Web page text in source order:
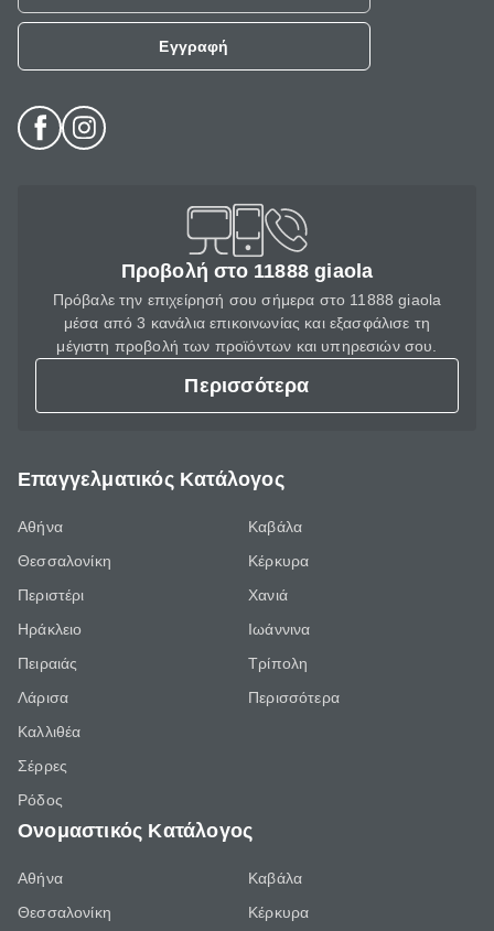
Εγγραφή
Προβολή στο 11888 giaola
Πρόβαλε την επιχείρησή σου σήμερα στο 11888 giaola
μέσα από 3 κανάλια επικοινωνίας και εξασφάλισε τη
μέγιστη προβολή των προϊόντων και υπηρεσιών σου.
Περισσότερα
Επαγγελματικός Κατάλογος
Αθήνα
Θεσσαλονίκη
Περιστέρι
Ηράκλειο
Πειραιάς
Λάρισα
Καλλιθέα
Σέρρες
Ρόδος
Καβάλα
Κέρκυρα
Χανιά
Ιωάννινα
Τρίπολη
Περισσότερα
Ονομαστικός Κατάλογος
Αθήνα
Θεσσαλονίκη
Καβάλα
Κέρκυρα